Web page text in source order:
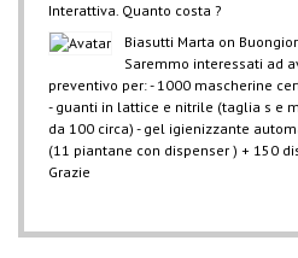
Interattiva. Quanto costa ?
Biasutti Marta on
Saremmo interessati ad
preventivo per: - 1000 mascherine
- guanti in lattice e nitrile (taglia s e
da 100 circa) - gel igienizzante
(11 piantane con dispenser ) + 150
Grazie